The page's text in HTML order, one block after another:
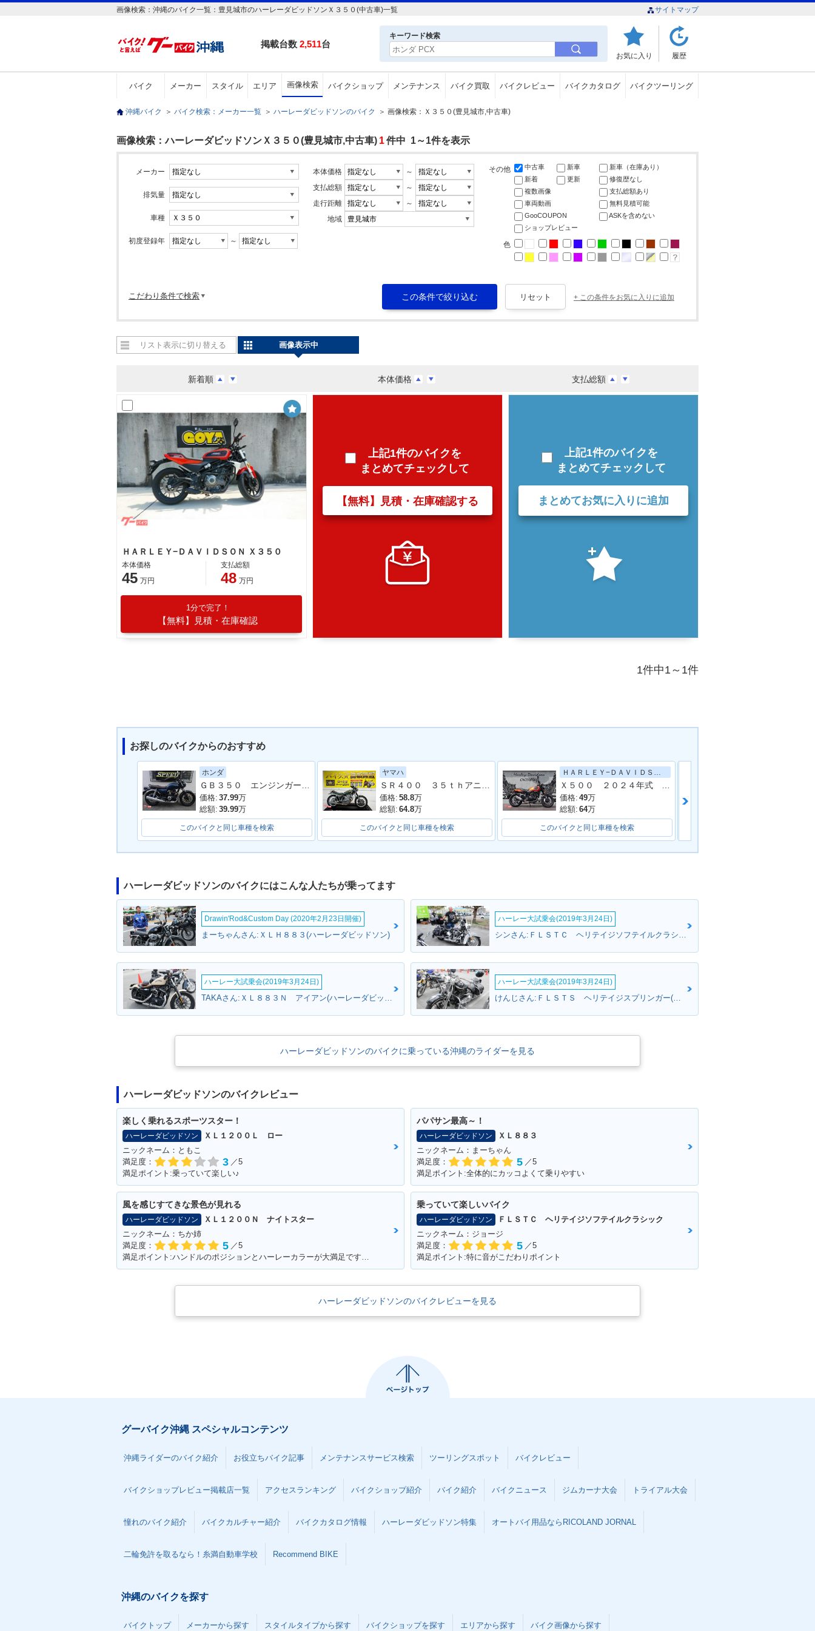
画像検索：沖縄のバイク一覧：豊見城市のハーレーダビッドソンＸ３５０(中古車)一覧 サイトマップ
掲載台数 2,511台
キーワード検索
お気に入り 履歴
バイク メーカー スタイル エリア 画像検索 バイクショップ メンテナンス バイク買取 バイクレビュー バイクカタログ バイクツーリング
沖縄バイク ＞ バイク検索：メーカー一覧 ＞ ハーレーダビッドソンのバイク ＞ 画像検索：Ｘ３５０(豊見城市,中古車)
画像検索：ハーレーダビッドソンＸ３５０(豊見城市,中古車) 1件中 1～1件を表示
メーカー
排気量
車種
初度登録年 ～
本体価格
～
支払総額
～
走行距離
～
地域
その他 中古車 新車
新車（在庫あり）
新着
更新
修復歴なし
複数画像
支払総額あり
車両動画
無料見積可能
GooCOUPON
ASKを含めない
ショップレビュー
色
こだわり条件で検索 + この条件をお気に入りに追加
新着順 本体価格 支払総額
リスト表示に切り替える 画像表示中
ＨＡＲＬＥＹ−ＤＡＶＩＤＳＯＮ Ｘ３５０
本体価格
45 万円
支払総額
48 万円
1分で完了！
【無料】見積・在庫確認
上記1件のバイクを
まとめてチェックして
【無料】見積・在庫確認する
上記1件のバイクを
まとめてチェックして
まとめてお気に入りに追加
1件中1～1件
お探しのバイクからのおすすめ
ホンダ
ＧＢ３５０ エンジンガード付 車検１１月
価格: 37.99万
総額: 39.99万
このバイクと同じ車種を検索
ヤマハ
ＳＲ４００ ３５ｔｈアニバーサリーＥＤ ２０１３年モデル 社外マフラー フェンダーレス 社外シート 社外フェンダー その他多数
価格: 58.8万
総額: 64.8万
このバイクと同じ車種を検索
ＨＡＲＬＥＹ−ＤＡＶＩＤＳＯＮ
Ｘ５００ ２０２４年式 ＡＢＳ ＬＥＤライト ノーマル車両
価格: 49万
総額: 64万
このバイクと同じ車種を検索
ハーレーダビッドソンのバイクにはこんな人たちが乗ってます
Drawin'Rod&Custom Day (2020年2月23日開催)
まーちゃんさん:ＸＬＨ８８３(ハーレーダビッドソン)
ハーレー大試乗会(2019年3月24日)
シンさん:ＦＬＳＴＣ ヘリテイジソフテイルクラシック(ハーレーダビッドソン)
ハーレー大試乗会(2019年3月24日)
TAKAさん:ＸＬ８８３Ｎ アイアン(ハーレーダビッドソン)
ハーレー大試乗会(2019年3月24日)
けんじさん:ＦＬＳＴＳ ヘリテイジスプリンガー(ハーレーダビッドソン)
ハーレーダビッドソンのバイクに乗っている沖縄のライダーを見る
ハーレーダビッドソンのバイクレビュー
楽しく乗れるスポーツスター！
ハーレーダビッドソン
ＸＬ１２００Ｌ ロー
ニックネーム：ともこ
満足度：
3 ／5
満足ポイント:乗っていて楽しい♪
パパサン最高～！
ハーレーダビッドソン
ＸＬ８８３
ニックネーム：まーちゃん
満足度：
5 ／5
満足ポイント:全体的にカッコよくて乗りやすい
風を感じすてきな景色が見れる
ハーレーダビッドソン
ＸＬ１２００Ｎ ナイトスター
ニックネーム：ちか姉
満足度：
5 ／5
満足ポイント:ハンドルのポジションとハーレーカラーが大満足です！ パワーも抜群！
乗っていて楽しいバイク
ハーレーダビッドソン
ＦＬＳＴＣ ヘリテイジソフテイルクラシック
ニックネーム：ジョージ
満足度：
5 ／5
満足ポイント:特に音がこだわりポイント
ハーレーダビッドソンのバイクレビューを見る
グーバイク沖縄 スペシャルコンテンツ
沖縄ライダーのバイク紹介 お役立ちバイク記事 メンテナンスサービス検索 ツーリングスポット バイクレビュー
バイクショップレビュー掲載店一覧 アクセスランキング バイクショップ紹介 バイク紹介 バイクニュース ジムカーナ大会 トライアル大会
憧れのバイク紹介 バイクカルチャー紹介 バイクカタログ情報 ハーレーダビッドソン特集 オートバイ用品ならRICOLAND JORNAL
二輪免許を取るなら！糸満自動車学校 Recommend BIKE
沖縄のバイクを探す
バイクトップ メーカーから探す スタイルタイプから探す バイクショップを探す エリアから探す バイク画像から探す